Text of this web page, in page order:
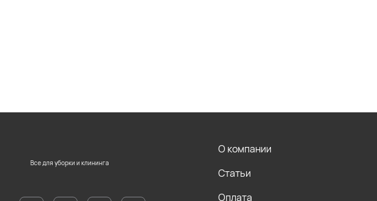
Все для уборки и клининга
О компании
Статьи
Оплата